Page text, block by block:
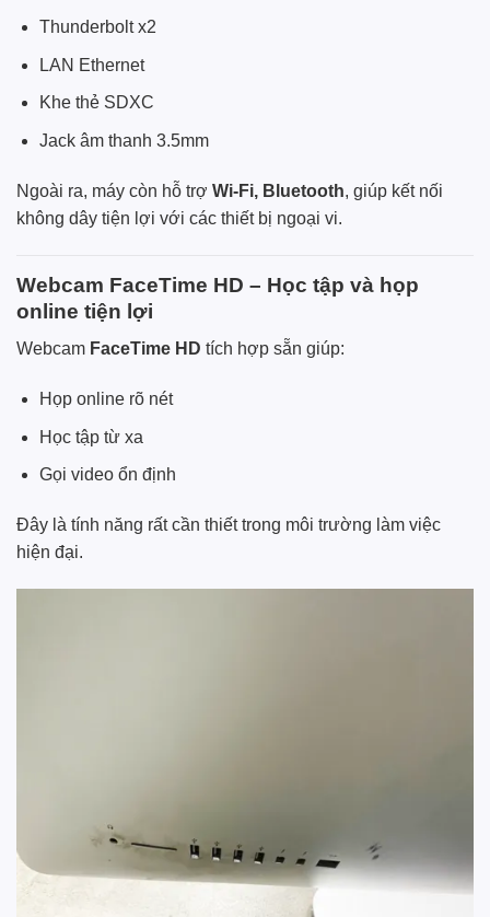
Thunderbolt x2
LAN Ethernet
Khe thẻ SDXC
Jack âm thanh 3.5mm
Ngoài ra, máy còn hỗ trợ Wi‑Fi, Bluetooth, giúp kết nối
không dây tiện lợi với các thiết bị ngoại vi.
Webcam FaceTime HD – Học tập và họp
online tiện lợi
Webcam FaceTime HD tích hợp sẵn giúp:
Họp online rõ nét
Học tập từ xa
Gọi video ổn định
Đây là tính năng rất cần thiết trong môi trường làm việc
hiện đại.